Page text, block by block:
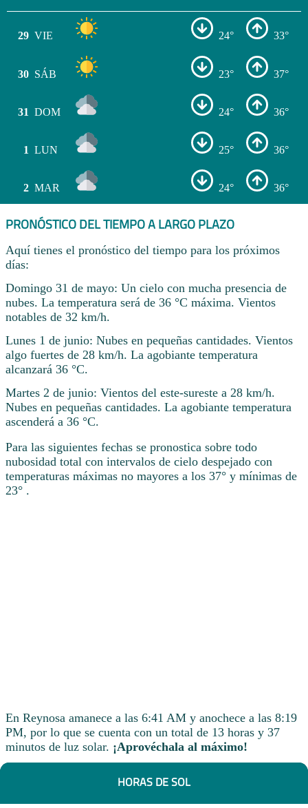
29 VIE 24° 33°
30 SÁB 23° 37°
31 DOM 24° 36°
1 LUN 25° 36°
2 MAR 24° 36°
PRONÓSTICO DEL TIEMPO A LARGO PLAZO
Aquí tienes el pronóstico del tiempo para los próximos
días:
Domingo 31 de mayo: Un cielo con mucha presencia de
nubes. La temperatura será de 36 °C máxima. Vientos
notables de 32 km/h.
Lunes 1 de junio: Nubes en pequeñas cantidades. Vientos
algo fuertes de 28 km/h. La agobiante temperatura
alcanzará 36 °C.
Martes 2 de junio: Vientos del este-sureste a 28 km/h.
Nubes en pequeñas cantidades. La agobiante temperatura
ascenderá a 36 °C.
Para las siguientes fechas se pronostica sobre todo
nubosidad total con intervalos de cielo despejado con
temperaturas máximas no mayores a los 37° y mínimas de
23° .
En Reynosa amanece a las 6:41 AM y anochece a las 8:19
PM, por lo que se cuenta con un total de 13 horas y 37
minutos de luz solar. ¡Aprovéchala al máximo!
HORAS DE SOL